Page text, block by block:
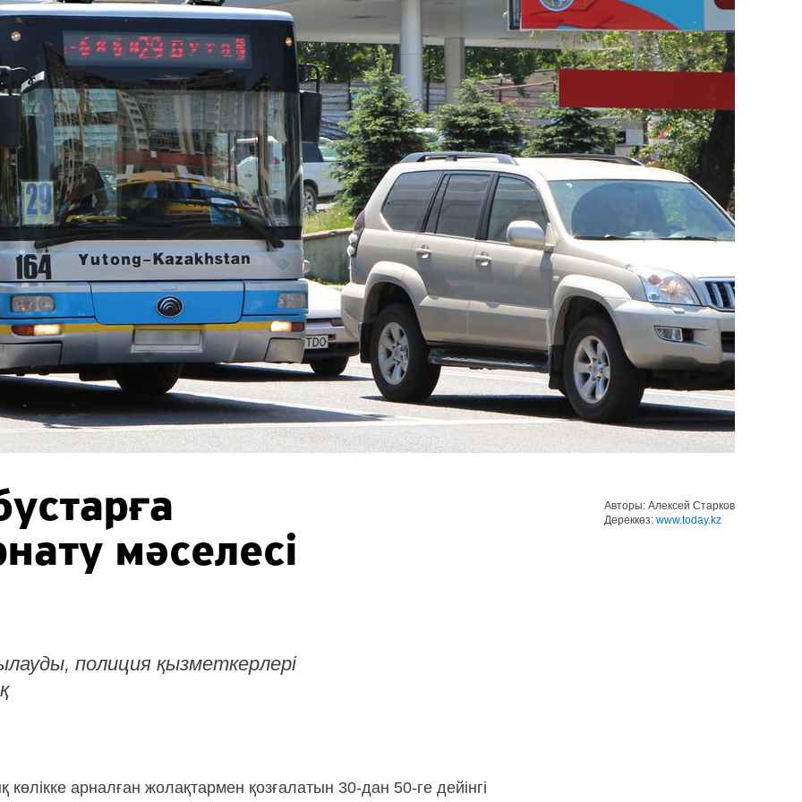
мәселесі
полиция қызметкерлері
Авторы: Алексей Старков
Дереккөз: www.today.kz
арналған жолақтармен қозғалатын 30-дан 50-ге дейінгі